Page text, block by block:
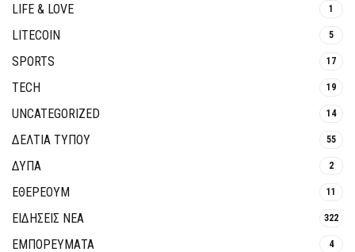
LIFE & LOVE 1
LITECOIN 5
SPORTS 17
TECH 19
UNCATEGORIZED 14
ΔΕΛΤΙΑ ΤΥΠΟΥ 55
ΔΥΠΑ 2
ΕΘΈΡΕΟΥΜ 11
ΕΙΔΗΣΕΙΣ ΝΕΑ 322
ΕΜΠΟΡΕΥΜΑΤΑ 4